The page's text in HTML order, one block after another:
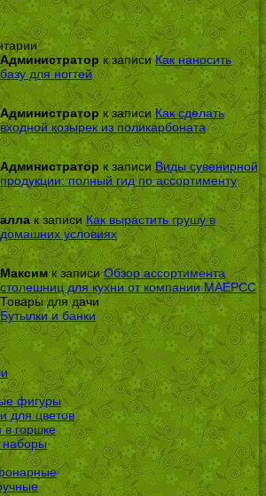
Администратор к записиКак наносить
базу для ногтей
Администратор к записи Как сделать
входной козырек из поликарбоната
Администратор к записи Виды сувенирной
продукции: полный гид по ассортименту
алла к записи Как вырастить грушу в
домашних условиях
Максим к записиОбзор ассортимента
столешниц для кухни от компании МАЕРСС
Товары для дачи
Бутылки и банки
фигуры
для цветов
в горшке